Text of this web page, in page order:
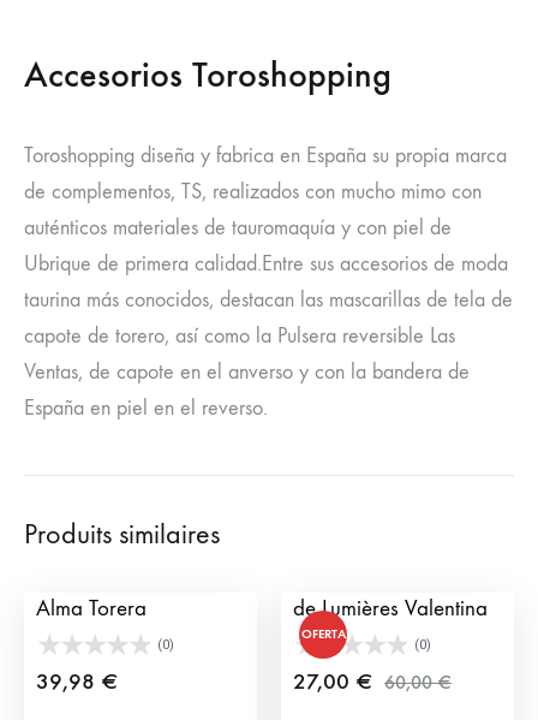
Accesorios Toroshopping
Toroshopping diseña y fabrica en España su propia marca
de complementos, TS, realizados con mucho mimo con
auténticos materiales de tauromaquía y con piel de
Ubrique de primera calidad.Entre sus accesorios de moda
taurina más conocidos, destacan las mascarillas de tela de
capote de torero, así como la Pulsera reversible Las
Ventas, de capote en el anverso y con la bandera de
España en piel en el reverso.
Produits similaires
Alma Torera
(0)
39,98 €
OFERTA
de Lumières Valentina
(0)
27,00 € 60,00€